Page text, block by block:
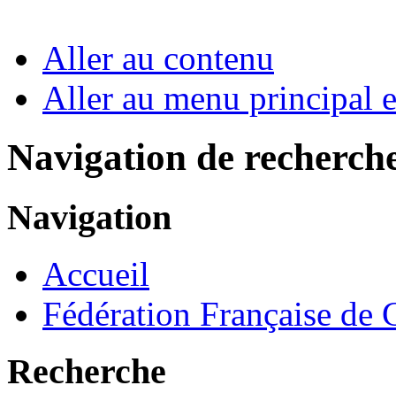
Aller au contenu
Aller au menu principal
Navigation de
Navigation
Accueil
Fédération Française de
Recherche